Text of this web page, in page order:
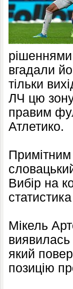
рішеннями
вгадали
тільки
ЛЧ цю
правим
Атлетико.
Вибір на
Мікель
який
позицію